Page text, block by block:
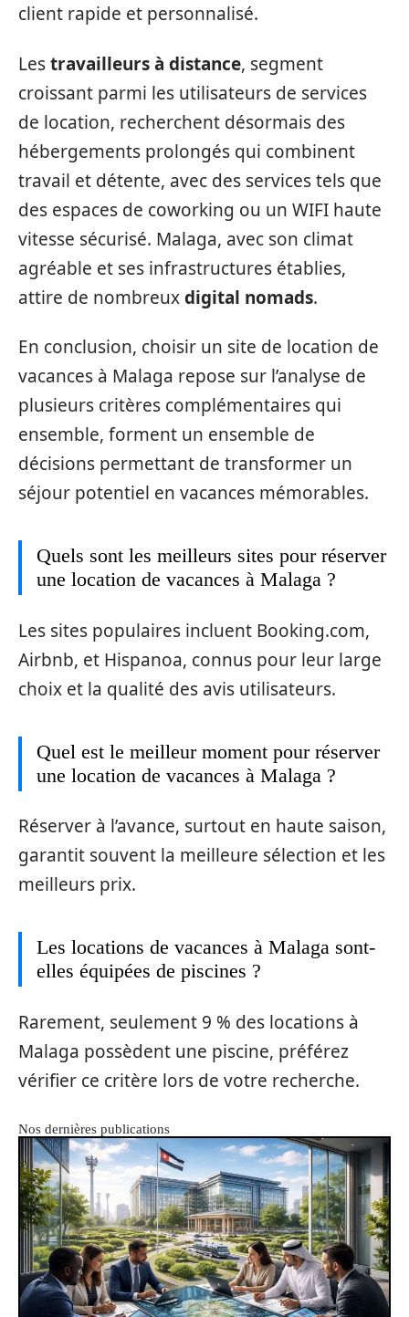
client rapide et personnalisé.
Lestravailleurs à distance, segment
croissant parmi les utilisateurs de services
de location, recherchent désormais des
hébergements prolongés qui combinent
travail et détente, avec des services tels que
des espaces de coworking ou un WIFI haute
vitesse sécurisé. Malaga, avec son climat
agréable et ses infrastructures établies,
attire de nombreuxdigital nomads.
En conclusion, choisir un site de location de
vacances à Malaga repose sur l’analyse de
plusieurs critères complémentaires qui
ensemble, forment un ensemble de
décisions permettant de transformer un
séjour potentiel en vacances mémorables.
Quels sont les meilleurs sites pour réserver
une location de vacances à Malaga ?
Les sites populaires incluent Booking.com,
Airbnb, et Hispanoa, connus pour leur large
choix et la qualité des avis utilisateurs.
Quel est le meilleur moment pour réserver
une location de vacances à Malaga ?
Réserver à l’avance, surtout en haute saison,
garantit souvent la meilleure sélection et les
meilleurs prix.
Les locations de vacances à Malaga sont-
elles équipées de piscines ?
Rarement, seulement 9 % des locations à
Malaga possèdent une piscine, préférez
vérifier ce critère lors de votre recherche.
Nos dernières publications